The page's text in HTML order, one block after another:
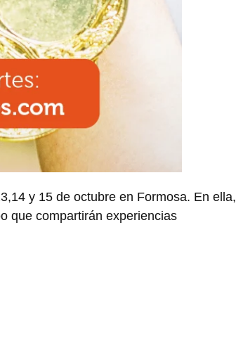
y 15 de octubre en Formosa. En ella,
que compartirán experiencias